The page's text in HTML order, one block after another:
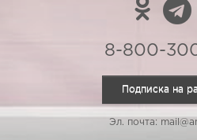
8-800-
Подписка на
Эл. почта: